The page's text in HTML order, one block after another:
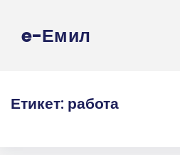
e-Емил
Етикет: работа